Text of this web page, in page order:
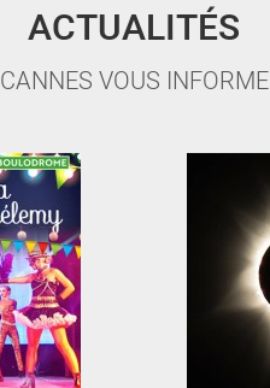
ACTUALITÉS
CANNES VOUS INFORME